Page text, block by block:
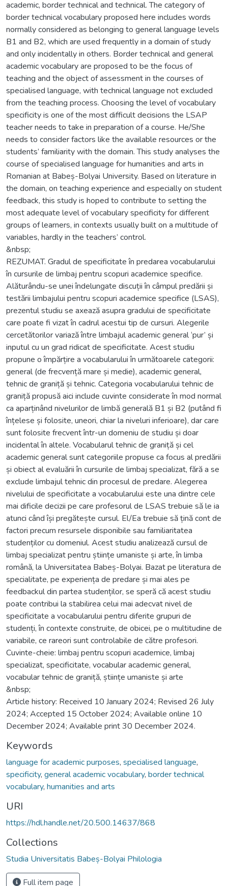
academic, border technical and technical. The category of
border technical vocabulary proposed here includes words
normally considered as belonging to general language levels
B1 and B2, which are used frequently in a domain of study
and only incidentally in others. Border technical and general
academic vocabulary are proposed to be the focus of
teaching and the object of assessment in the courses of
specialised language, with technical language not excluded
from the teaching process. Choosing the level of vocabulary
specificity is one of the most difficult decisions the LSAP
teacher needs to take in preparation of a course. He/She
needs to consider factors like the available resources or the
students’ familiarity with the domain. This study analyses the
course of specialised language for humanities and arts in
Romanian at Babeș-Bolyai University. Based on literature in
the domain, on teaching experience and especially on student
feedback, this study is hoped to contribute to setting the
most adequate level of vocabulary specificity for different
groups of learners, in contexts usually built on a multitude of
variables, hardly in the teachers’ control.
&nbsp;
REZUMAT. Gradul de specificitate în predarea vocabularului
în cursurile de limbaj pentru scopuri academice specifice.
Alăturându-se unei îndelungate discuții în câmpul predării și
testării limbajului pentru scopuri academice specifice (LSAS),
prezentul studiu se axează asupra gradului de specificitate
care poate fi vizat în cadrul acestui tip de cursuri. Alegerile
cercetătorilor variază între limbajul academic general ‘pur’ și
inputul cu un grad ridicat de specificitate. Acest studiu
propune o împărțire a vocabularului în următoarele categorii:
general (de frecvență mare și medie), academic general,
tehnic de graniță și tehnic. Categoria vocabularului tehnic de
graniță propusă aici include cuvinte considerate în mod normal
ca aparținând nivelurilor de limbă generală B1 și B2 (putând fi
înțelese și folosite, uneori, chiar la niveluri inferioare), dar care
sunt folosite frecvent într-un domeniu de studiu și doar
incidental în altele. Vocabularul tehnic de graniță și cel
academic general sunt categoriile propuse ca focus al predării
și obiect al evaluării în cursurile de limbaj specializat, fără a se
exclude limbajul tehnic din procesul de predare. Alegerea
nivelului de specificitate a vocabularului este una dintre cele
mai dificile decizii pe care profesorul de LSAS trebuie să le ia
atunci când își pregătește cursul. El/Ea trebuie să țină cont de
factori precum resursele disponibile sau familiaritatea
studenților cu domeniul. Acest studiu analizează cursul de
limbaj specializat pentru științe umaniste și arte, în limba
română, la Universitatea Babeș-Bolyai. Bazat pe literatura de
specialitate, pe experiența de predare și mai ales pe
feedbackul din partea studenților, se speră că acest studiu
poate contribui la stabilirea celui mai adecvat nivel de
specificitate a vocabularului pentru diferite grupuri de
studenți, în contexte construite, de obicei, pe o multitudine de
variabile, ce rareori sunt controlabile de către profesori.
Cuvinte-cheie: limbaj pentru scopuri academice, limbaj
specializat, specificitate, vocabular academic general,
vocabular tehnic de graniță, științe umaniste și arte
&nbsp;
Article history: Received 10 January 2024; Revised 26 July
2024; Accepted 15 October 2024; Available online 10
December 2024; Available print 30 December 2024.
Keywords
language for academic purposes, specialised language,
specificity, general academic vocabulary, border technical
vocabulary, humanities and arts
URI
https://hdl.handle.net/20.500.14637/868
Collections
Studia Universitatis Babeș-Bolyai Philologia
Full item page